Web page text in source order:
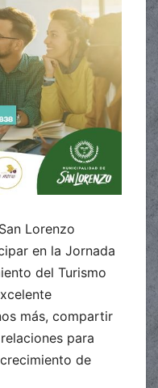
Lorenzo
en la Jornada
del Turismo
más, compartir
para
de